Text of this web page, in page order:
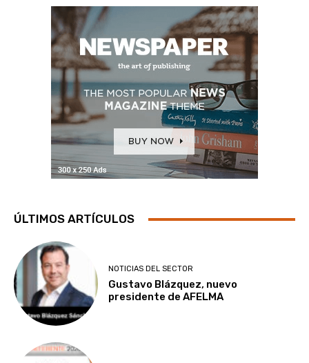
ÚLTIMOS ARTÍCULOS
NOTICIAS DEL SECTOR
Gustavo Blázquez, nuevo
presidente de AFELMA